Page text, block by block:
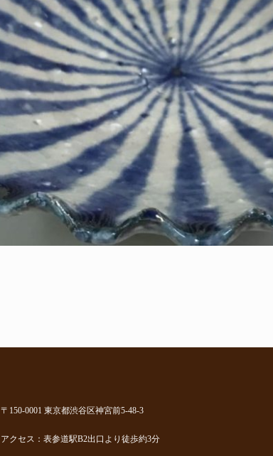
〒150-0001 東京都渋谷区神宮前5-48-3
アクセス：表参道駅B2出口より徒歩約3分